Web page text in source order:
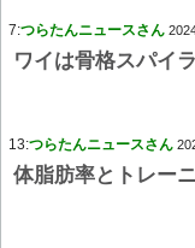
7:つらたんニュースさん
ワイは骨格スパイ
13:つらたんニュースさん
体脂肪率とトレー